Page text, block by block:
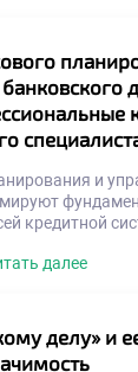
среде.
системы
и
кредитной
далее
делу» и